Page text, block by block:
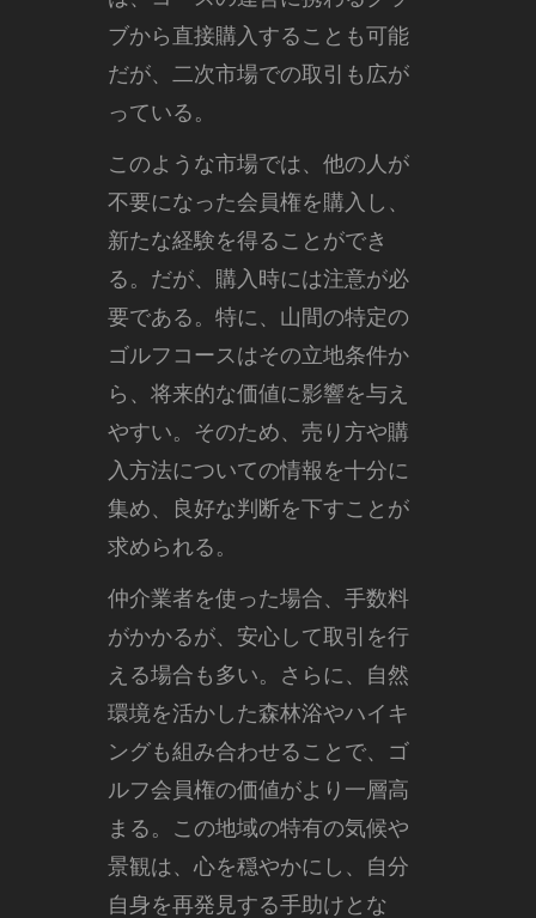
ブから直接購入することも可能
だが、二次市場での取引も広が
っている。
このような市場では、他の人が
不要になった会員権を購入し、
新たな経験を得ることができ
る。だが、購入時には注意が必
要である。特に、山間の特定の
ゴルフコースはその立地条件か
ら、将来的な価値に影響を与え
やすい。そのため、売り方や購
入方法についての情報を十分に
集め、良好な判断を下すことが
求められる。
仲介業者を使った場合、手数料
がかかるが、安心して取引を行
える場合も多い。さらに、自然
環境を活かした森林浴やハイキ
ングも組み合わせることで、ゴ
ルフ会員権の価値がより一層高
まる。この地域の特有の気候や
景観は、心を穏やかにし、自分
自身を再発見する手助けとな